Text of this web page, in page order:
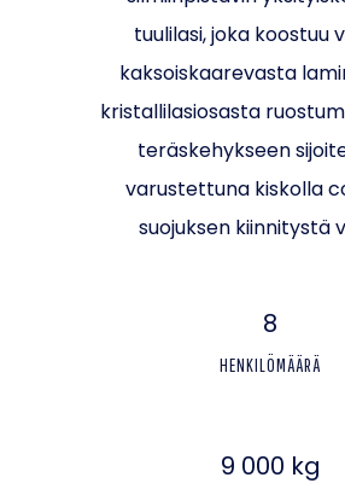
tuulilasi, joka koostuu
kaksoiskaarevasta
kristallilasiosasta
teräskehykseen
varustettuna kiskolla
suojuksen kiinnitystä
8
HENKILÖMÄÄRÄ
9 000 kg